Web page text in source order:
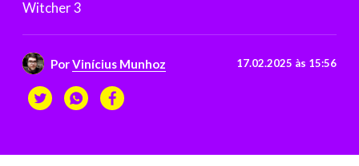
Witcher 3
PorVinícius Munhoz 17.02.2025 às 15:56